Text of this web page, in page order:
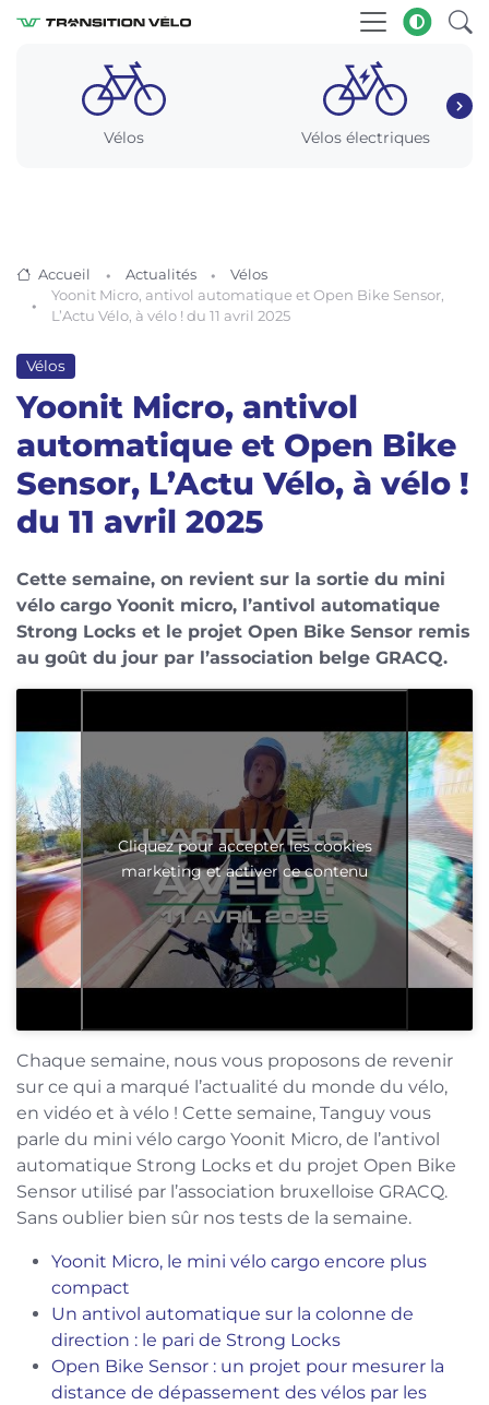
Vélos Vélos électriques
Accueil Actualités
Vélos
Yoonit Micro, antivol automatique et Open Bike Sensor,
L’Actu Vélo, à vélo ! du 11 avril 2025
Vélos
Yoonit Micro, antivol
automatique et Open Bike
Sensor, L’Actu Vélo, à vélo !
du 11 avril 2025
Cette semaine, on revient sur la sortie du mini
vélo cargo Yoonit micro, l’antivol automatique
Strong Locks et le projet Open Bike Sensor remis
au goût du jour par l’association belge GRACQ.
Cliquez pour accepter les cookies
marketing et activer ce contenu
Chaque semaine, nous vous proposons de revenir
sur ce qui a marqué l’actualité du monde du vélo,
en vidéo et à vélo ! Cette semaine, Tanguy vous
parle du mini vélo cargo Yoonit Micro, de l’antivol
automatique Strong Locks et du projet Open Bike
Sensor utilisé par l’association bruxelloise GRACQ.
Sans oublier bien sûr nos tests de la semaine.
Yoonit Micro, le mini vélo cargo encore plus
compact
Un antivol automatique sur la colonne de
direction : le pari de Strong Locks
Open Bike Sensor : un projet pour mesurer la
distance de dépassement des vélos par les